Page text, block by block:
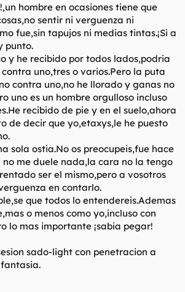
hombre en ocasiones tiene que
sentir ni verguenza ni
fue,sin tapujos ni medias tintas.¡Si a
punto.
y he recibido por todos lados,podria
uno,tres o varios.Pero la puta
contra uno,no he llorado y ganas no
uno es un hombre orgulloso incluso
recibido de pie y en el suelo,ahora
de decir que yo,etaxys,le he puesto
sola ostia.No os preocupeis,fue hace
no me duele nada,la cara no la tengo
ser el mismo,pero a vosotros
en contarlo.
que todos lo entendereis.Ademas
o menos como yo,incluso con
lo mas importante ¡sabia pegar!
sado-light con penetracion a